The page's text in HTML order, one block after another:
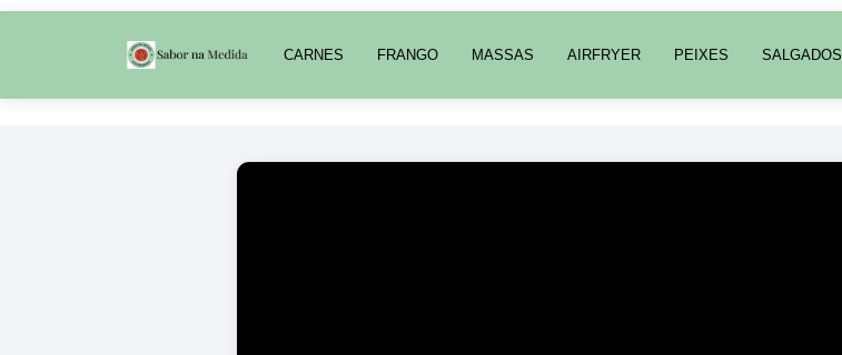
CARNES FRANGO MASSAS AIRFRYER PEIXES SALGADOS